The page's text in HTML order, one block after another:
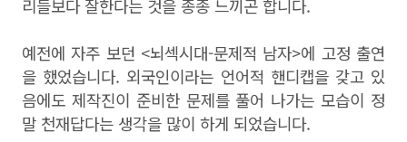
리들보다 잘한다는 것을 종종 느끼곤 합니다.
예전에 자주 보던 <뇌섹시대-문제적 남자>에 고정 출연
을 했었습니다. 외국인이라는 언어적 핸디캡을 갖고 있
음에도 제작진이 준비한 문제를 풀어 나가는 모습이 정
말 천재답다는 생각을 많이 하게 되었습니다.